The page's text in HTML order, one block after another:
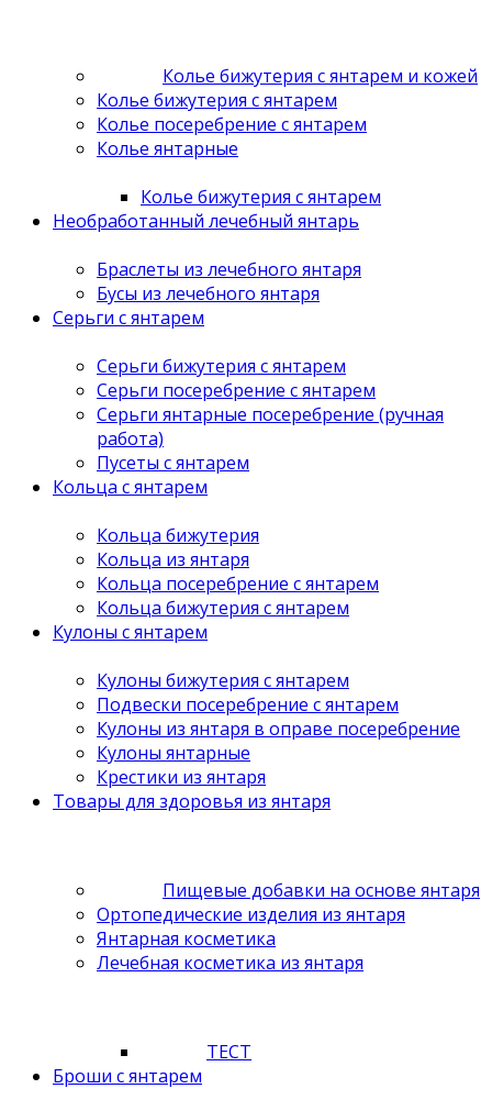
Колье бижутерия с янтарем и кожей
Колье бижутерия с янтарем
Колье посеребрение с янтарем
Колье янтарные
Колье бижутерия с янтарем
Необработанный лечебный янтарь
Браслеты из лечебного янтаря
Бусы из лечебного янтаря
Серьги с янтарем
Серьги бижутерия с янтарем
Серьги посеребрение с янтарем
Серьги янтарные посеребрение (ручная
работа)
Пусеты с янтарем
Кольца с янтарем
Кольца бижутерия
Кольца из янтаря
Кольца посеребрение с янтарем
Кольца бижутерия с янтарем
Кулоны с янтарем
Кулоны бижутерия с янтарем
Подвески посеребрение с янтарем
Кулоны из янтаря в оправе посеребрение
Кулоны янтарные
Крестики из янтаря
Товары для здоровья из янтаря
Пищевые добавки на основе янтаря
Ортопедические изделия из янтаря
Янтарная косметика
Лечебная косметика из янтаря
ТЕСТ
Броши с янтарем